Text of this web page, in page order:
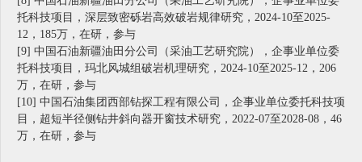
托科技项目，深层致密砾岩高效破岩规律研究，2024-10至2025-
12，185万，在研，参与
[9] 中国石油新疆油田分公司（采油工艺研究院），企事业单位委
托科技项目，玛北风城组破岩机理研究，2024-10至2025-12，206
万，在研，参与
[10] 中国石油集团西部钻探工程有限公司，企事业单位委托科技项
目，超短半径侧钻井斜向器开窗技术研究，2022-07至2028-08，46
万，在研，参与